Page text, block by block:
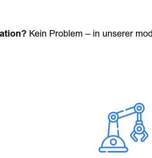
Kein Problem – in unserer